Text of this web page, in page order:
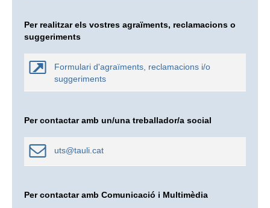
Per realitzar els vostres agraïments, reclamacions o
suggeriments
Formulari d'agraïments, reclamacions i/o
suggeriments
Per contactar amb un/una treballador/a social
uts@tauli.cat
Per contactar amb Comunicació i Multimèdia